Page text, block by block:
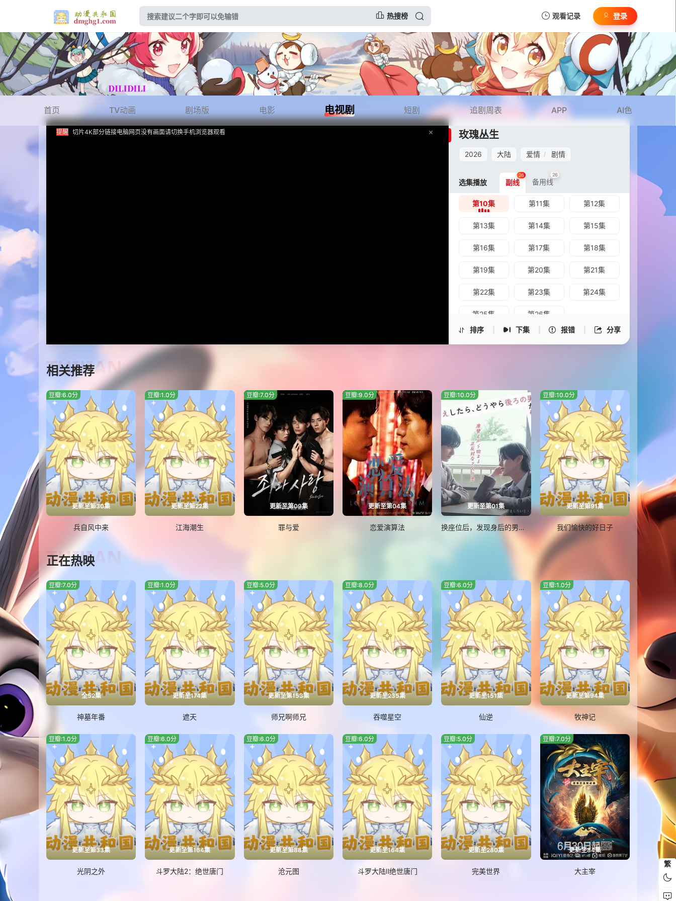
热搜榜 观看记录
我的观影记录
暂无观看影片的记录
登录
首页 TV动画 剧场版 电影 电视剧 短剧 追剧周表 APP AI色
提醒 切片4K部分链接电脑网页没有画面请切换手机浏览器观看 玫瑰丛生
2026 大陆 爱情 / 剧情
排序 下集 报错 分享
选集播放 副线
26
备用线
26
第01集
第04集 第05集
第07集 第08集
第10集 第11集 第12集
第13集 第14集 第15集
第16集 第17集 第18集
第19集 第20集 第21集
第22集 第23集 第24集
第25集 第26集
相关推荐
TUIJIAN
更新至第30集
豆瓣:6.0分
兵自风中来
更新至第22集
豆瓣:1.0分
江海潮生
更新至第09集
豆瓣:7.0分
罪与爱
更新至第04集
豆瓣:9.0分
恋爱演算法
更新至第01集
豆瓣:10.0分
换座位后，发现身后的男生好像喜欢我
更新至第91集
豆瓣:10.0分
我们愉快的好日子
正在热映
TUIJIAN
全52集
豆瓣:7.0分
神墓年番
更新至174集
豆瓣:1.0分
遮天
更新至第153集
豆瓣:5.0分
师兄啊师兄
更新至235集
豆瓣:8.0分
吞噬星空
更新至151集
豆瓣:6.0分
仙逆
更新至第94集
豆瓣:1.0分
牧神记
更新至第33集
豆瓣:1.0分
光阴之外
更新至第164集
豆瓣:6.0分
斗罗大陆2：绝世唐门
更新至第88集
豆瓣:6.0分
沧元图
更新至164集
豆瓣:6.0分
斗罗大陆Ⅱ绝世唐门
更新至280集
豆瓣:5.0分
完美世界
更新至84集
豆瓣:7.0分
大主宰
繁